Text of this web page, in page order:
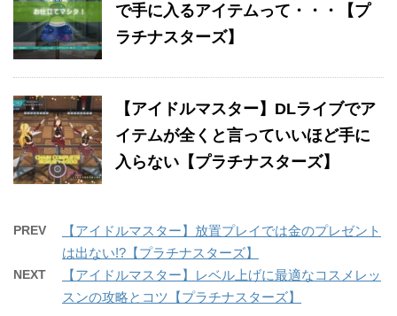
で手に入るアイテムって・・・【プ
ラチナスターズ】
【アイドルマスター】DLライブでア
イテムが全くと言っていいほど手に
入らない【プラチナスターズ】
PREV
【アイドルマスター】放置プレイでは金のプレゼント
は出ない!?【プラチナスターズ】
NEXT
【アイドルマスター】レベル上げに最適なコスメレッ
スンの攻略とコツ【プラチナスターズ】